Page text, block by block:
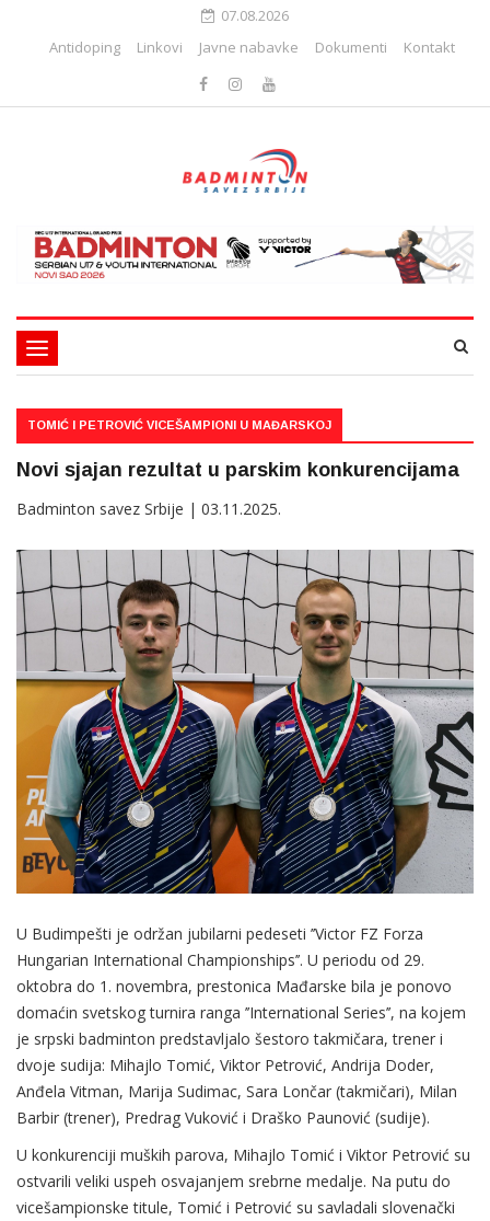
07.08.2026
Antidoping
Linkovi Javne nabavke Dokumenti Kontakt
Toggle
navigation
TOMIĆ I PETROVIĆ VICEŠAMPIONI U MAĐARSKOJ
Novi sjajan rezultat u parskim konkurencijama
Badminton savez Srbije | 03.11.2025.
U Budimpešti je održan jubilarni pedeseti ’’Victor FZ Forza
Hungarian International Championships’’. U periodu od 29.
oktobra do 1. novembra, prestonica Mađarske bila je ponovo
domaćin svetskog turnira ranga ’’International Series’’, na kojem
je srpski badminton predstavljalo šestoro takmičara, trener i
dvoje sudija: Mihajlo Tomić, Viktor Petrović, Andrija Doder,
Anđela Vitman, Marija Sudimac, Sara Lončar (takmičari), Milan
Barbir (trener), Predrag Vuković i Draško Paunović (sudije).
U konkurenciji muških parova, Mihajlo Tomić i Viktor Petrović su
ostvarili veliki uspeh osvajanjem srebrne medalje. Na putu do
vicešampionske titule, Tomić i Petrović su savladali slovenački